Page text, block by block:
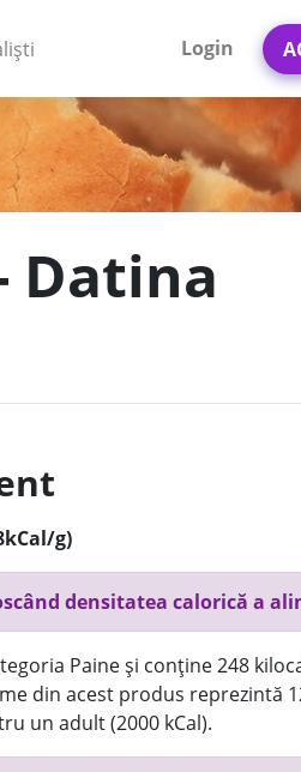
Login
Datina
g)
densitatea calorică a
Paine și conține 248
din acest produs reprezintă
un adult (2000 kCal).